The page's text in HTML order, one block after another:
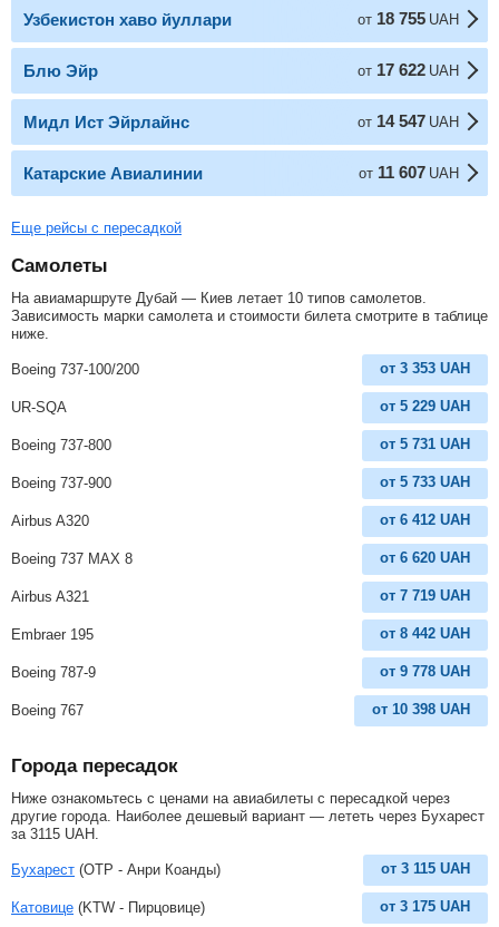
Узбекистон хаво йуллари от 18 755 UAH
Блю Эйр от 17 622 UAH
Мидл Ист Эйрлайнс от 14 547 UAH
Катарские Авиалинии от 11 607 UAH
Еще рейсы с пересадкой
Самолеты
На авиамаршруте Дубай — Киев летает 10 типов самолетов.
Зависимость марки самолета и стоимости билета смотрите в таблице
ниже.
Boeing 737-100/200 от 3 353 UAH
UR-SQA от 5 229 UAH
Boeing 737-800 от 5 731 UAH
Boeing 737-900 от 5 733 UAH
Airbus A320 от 6 412 UAH
Boeing 737 MAX 8 от 6 620 UAH
Airbus A321 от 7 719 UAH
Embraer 195 от 8 442 UAH
Boeing 787-9 от 9 778 UAH
Boeing 767 от 10 398 UAH
Города пересадок
Ниже ознакомьтесь с ценами на авиабилеты с пересадкой через
другие города. Наиболее дешевый вариант — лететь через Бухарест
за 3115 UAH
Бухарест (OTP - Анри Коанды) от 3 115 UAH
Катовице (KTW - Пирцовице) от 3 175 UAH